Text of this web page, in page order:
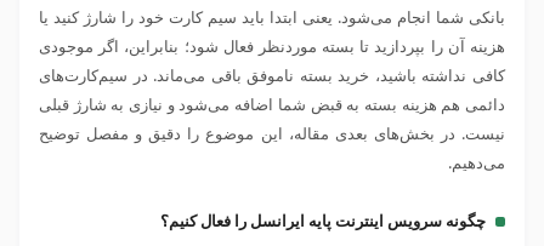
بانکی شما انجام می‌شود. یعنی ابتدا باید سیم کارت خود را شارژ کنید یا
هزینه آن را بپردازید تا بسته موردنظر فعال شود؛ بنابراین، اگر موجودی
کافی نداشته باشید، خرید بسته ناموفق باقی می‌ماند. در سیم‌کارت‌های
دائمی هم هزینه بسته به قبض شما اضافه می‌شود و نیازی به شارژ قبلی
نیست. در بخش‌های بعدی مقاله، این موضوع را دقیق و مفصل توضیح
می‌دهیم.
چگونه سرویس اینترنت پایه ایرانسل را فعال کنیم؟